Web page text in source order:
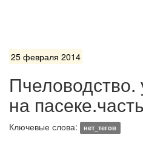
25 февраля 2014
Пчеловодство.
на
Ключевые слова: нет_тегов